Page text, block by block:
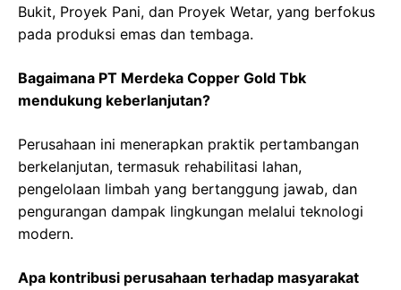
Bukit, Proyek Pani, dan Proyek Wetar, yang berfokus
pada produksi emas dan tembaga.
Bagaimana PT Merdeka Copper Gold Tbk
mendukung keberlanjutan?
Perusahaan ini menerapkan praktik pertambangan
berkelanjutan, termasuk rehabilitasi lahan,
pengelolaan limbah yang bertanggung jawab, dan
pengurangan dampak lingkungan melalui teknologi
modern.
Apa kontribusi perusahaan terhadap masyarakat